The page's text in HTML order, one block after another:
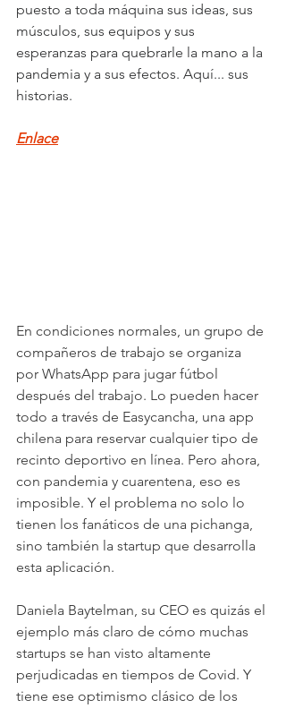
puesto a toda máquina sus ideas, sus
músculos, sus equipos y sus
esperanzas para quebrarle la mano a la
pandemia y a sus efectos. Aquí... sus
historias.
Enlace
En condiciones normales, un grupo de
compañeros de trabajo se organiza
por WhatsApp para jugar fútbol
después del trabajo. Lo pueden hacer
todo a través de Easycancha, una app
chilena para reservar cualquier tipo de
recinto deportivo en línea. Pero ahora,
con pandemia y cuarentena, eso es
imposible. Y el problema no solo lo
tienen los fanáticos de una pichanga,
sino también la startup que desarrolla
esta aplicación.
Daniela Baytelman, su CEO es quizás el
ejemplo más claro de cómo muchas
startups se han visto altamente
perjudicadas en tiempos de Covid. Y
tiene ese optimismo clásico de los